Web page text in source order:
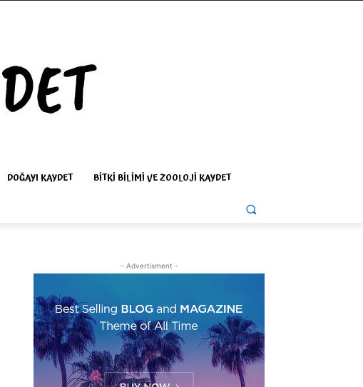
DOĞAYI KAYDET BITKI BILIMI VE ZOOLOJI KAYDET
- Advertisment -